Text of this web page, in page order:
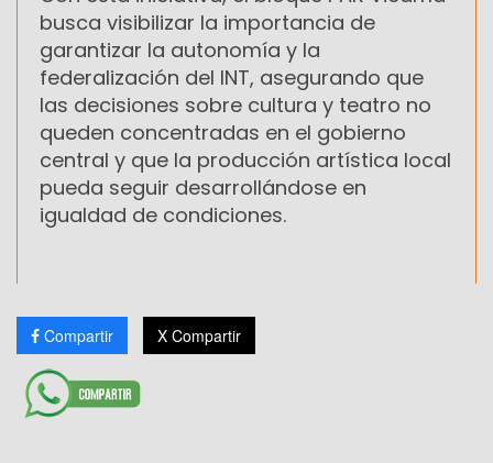
busca visibilizar la importancia de
garantizar la autonomía y la
federalización del INT, asegurando que
las decisiones sobre cultura y teatro no
queden concentradas en el gobierno
central y que la producción artística local
pueda seguir desarrollándose en
igualdad de condiciones.
Compartir X Compartir